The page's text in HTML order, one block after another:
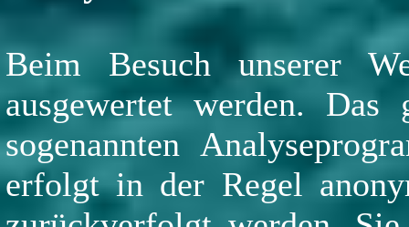
Beim Besuch unserer
ausgewertet werden.
sogenannten
erfolgt in der Regel